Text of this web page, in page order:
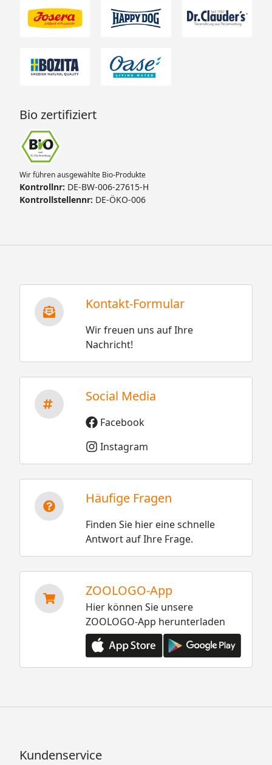
Bio zertifiziert
Wir führen ausgewählte Bio-Produkte
Kontrollnr: DE-BW-006-27615-H
Kontrollstellennr: DE-ÖKO-006
Kontakt-Formular
Wir freuen uns auf Ihre
Nachricht!
Social Media
Facebook
Instagram
Häufige Fragen
Finden Sie hier eine schnelle
Antwort auf Ihre Frage.
ZOOLOGO-App
Hier können Sie unsere
ZOOLOGO-App herunterladen
Kundenservice